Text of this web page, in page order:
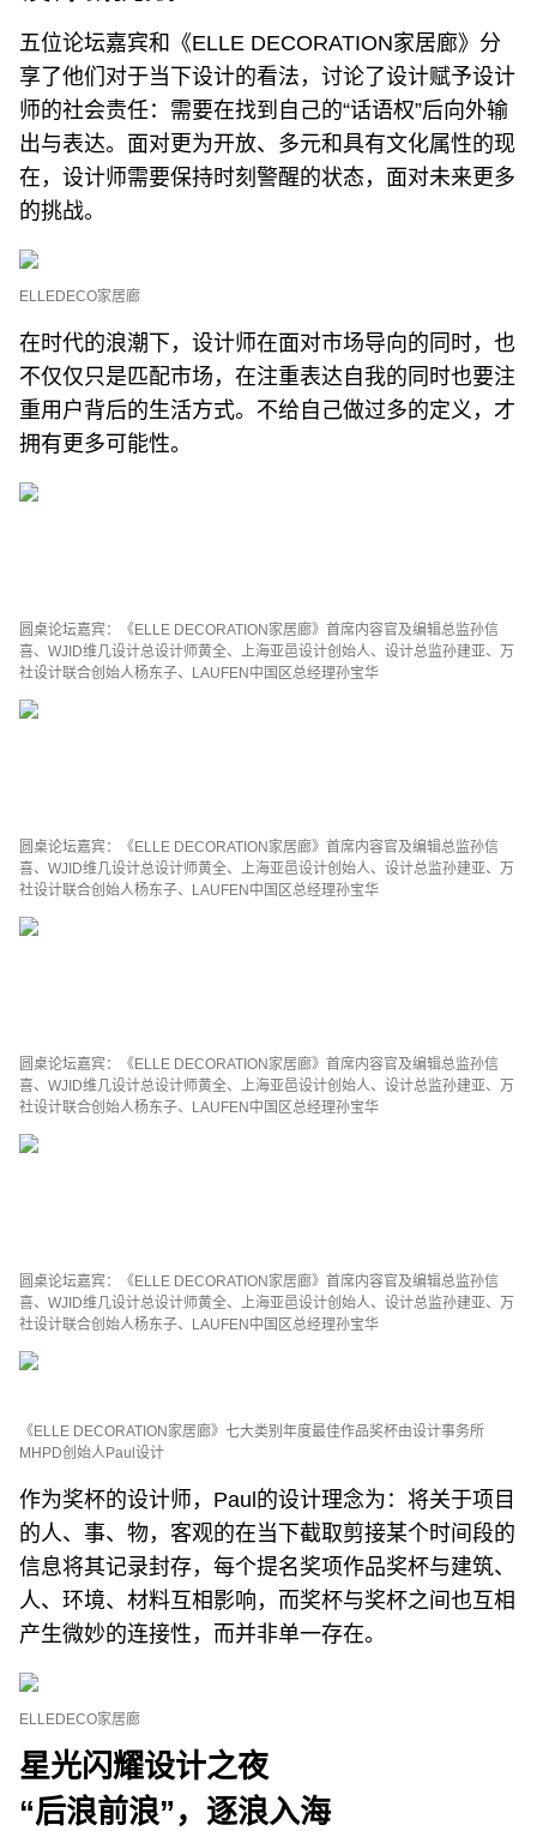
五位论坛嘉宾和《ELLE DECORATION家居廊》分
享了他们对于当下设计的看法，讨论了设计赋予设计
师的社会责任：需要在找到自己的“话语权”后向外输
出与表达。面对更为开放、多元和具有文化属性的现
在，设计师需要保持时刻警醒的状态，面对未来更多
的挑战。
ELLEDECO家居廊
在时代的浪潮下，设计师在面对市场导向的同时，也
不仅仅只是匹配市场，在注重表达自我的同时也要注
重用户背后的生活方式。不给自己做过多的定义，才
拥有更多可能性。
圆桌论坛嘉宾：《ELLE DECORATION家居廊》首席内容官及编辑总监孙信
喜、WJID维几设计总设计师黄全、上海亚邑设计创始人、设计总监孙建亚、万
社设计联合创始人杨东子、LAUFEN中国区总经理孙宝华
圆桌论坛嘉宾：《ELLE DECORATION家居廊》首席内容官及编辑总监孙信
喜、WJID维几设计总设计师黄全、上海亚邑设计创始人、设计总监孙建亚、万
社设计联合创始人杨东子、LAUFEN中国区总经理孙宝华
圆桌论坛嘉宾：《ELLE DECORATION家居廊》首席内容官及编辑总监孙信
喜、WJID维几设计总设计师黄全、上海亚邑设计创始人、设计总监孙建亚、万
社设计联合创始人杨东子、LAUFEN中国区总经理孙宝华
圆桌论坛嘉宾：《ELLE DECORATION家居廊》首席内容官及编辑总监孙信
喜、WJID维几设计总设计师黄全、上海亚邑设计创始人、设计总监孙建亚、万
社设计联合创始人杨东子、LAUFEN中国区总经理孙宝华
《ELLE DECORATION家居廊》七大类别年度最佳作品奖杯由设计事务所
MHPD创始人Paul设计
作为奖杯的设计师，Paul的设计理念为：将关于项目
的人、事、物，客观的在当下截取剪接某个时间段的
信息将其记录封存，每个提名奖项作品奖杯与建筑、
人、环境、材料互相影响，而奖杯与奖杯之间也互相
产生微妙的连接性，而并非单一存在。
ELLEDECO家居廊
星光闪耀设计之夜
“后浪前浪”，逐浪入海